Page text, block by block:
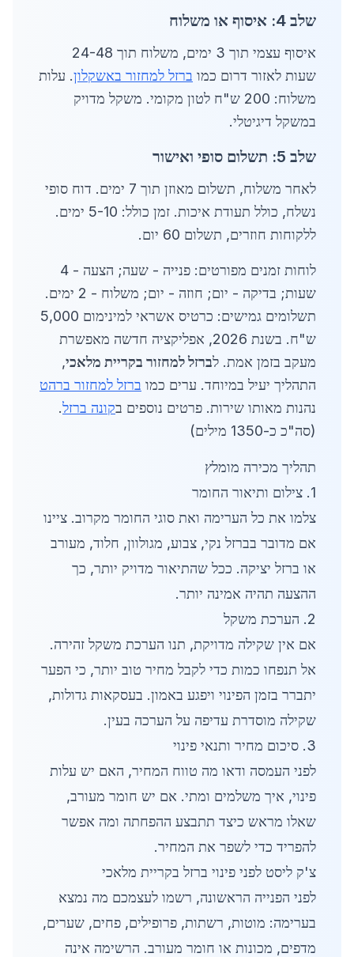
שלב 4: איסוף או משלוח
איסוף עצמי תוך 3 ימים, משלוח תוך 24-48
שעות לאזור דרום כמו ברזל למחזור באשקלון. עלות
משלוח: 200 ש"ח לטון מקומי. משקל מדויק
במשקל דיגיטלי.
שלב 5: תשלום סופי ואישור
לאחר משלוח, תשלום מאוזן תוך 7 ימים. דוח סופי
נשלח, כולל תעודת איכות. זמן כולל: 5-10 ימים.
ללקוחות חוזרים, תשלום 60 יום.
לוחות זמנים מפורטים: פנייה - שעה; הצעה - 4
שעות; בדיקה - יום; חוזה - יום; משלוח - 2 ימים.
תשלומים גמישים: כרטיס אשראי למינימום 5,000
ש"ח. בשנת 2026, אפליקציה חדשה מאפשרת
מעקב בזמן אמת. לברזל למחזור בקריית מלאכי,
התהליך יעיל במיוחד. ערים כמו ברזל למחזור ברהט
נהנות מאותו שירות. פרטים נוספים בקונה ברזל.
(סה"כ כ-1350 מילים)
תהליך מכירה מומלץ
1. צילום ותיאור החומר
צלמו את כל הערימה ואת סוגי החומר מקרוב. ציינו
אם מדובר בברזל נקי, צבוע, מגולוון, חלוד, מעורב
או ברזל יציקה. ככל שהתיאור מדויק יותר, כך
ההצעה תהיה אמינה יותר.
2. הערכת משקל
אם אין שקילה מדויקת, תנו הערכת משקל זהירה.
אל תנפחו כמות כדי לקבל מחיר טוב יותר, כי הפער
יתברר בזמן הפינוי ויפגע באמון. בעסקאות גדולות,
שקילה מוסדרת עדיפה על הערכה בעין.
3. סיכום מחיר ותנאי פינוי
לפני העמסה ודאו מה טווח המחיר, האם יש עלות
פינוי, איך משלמים ומתי. אם יש חומר מעורב,
שאלו מראש כיצד תתבצע ההפחתה ומה אפשר
להפריד כדי לשפר את המחיר.
צ'ק ליסט לפני פינוי ברזל בקריית מלאכי
לפני הפנייה הראשונה, רשמו לעצמכם מה נמצא
בערימה: מוטות, רשתות, פרופילים, פחים, שערים,
מדפים, מכונות או חומר מעורב. הרשימה אינה